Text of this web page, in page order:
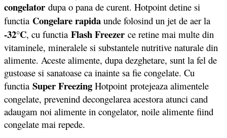
congelator dupa o pana de curent. Hotpoint detine si
functia Congelare rapida unde folosind un jet de aer la
-32°C, cu functia Flash Freezer ce retine mai multe din
vitaminele, mineralele si substantele nutritive naturale din
alimente. Aceste alimente, dupa dezghetare, sunt la fel de
gustoase si sanatoase ca inainte sa fie congelate. Cu
functia Super Freezing Hotpoint protejeaza alimentele
congelate, prevenind decongelarea acestora atunci cand
adaugam noi alimente in congelator, noile alimente fiind
congelate mai repede.